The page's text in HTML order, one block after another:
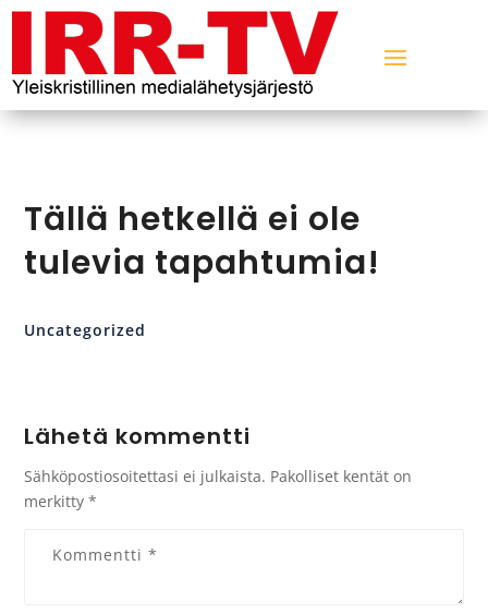
Tällä hetkellä ei ole
tulevia tapahtumia!
Uncategorized
Lähetä kommentti
Sähköpostiosoitettasi ei julkaista. Pakolliset kentät on
merkitty*